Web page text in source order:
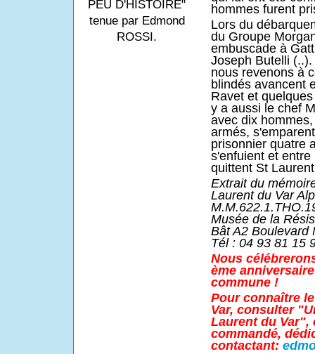
PEU D'HISTOIRE"
tenue par Edmond
ROSSI.
hommes furent
Lors du
du Groupe
embuscade à
Joseph Butelli
nous revenons à
blindés avancent
Ravet et
y a aussi le chef
avec dix
armés,
prisonnier quatre
s'enfuient et
quittent St
Extrait du
Laurent du Var
Musée de la
Bât A2 Boulevard
Tél : 04 93 81 15
Nous
ème
commune !
Pour connaître
Var, consulter
Laurent du Var",
commandé,
contactant: